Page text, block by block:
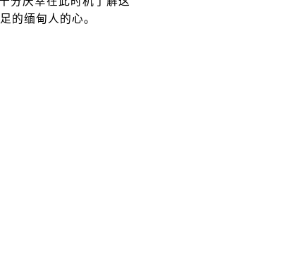
的缅甸人的心。